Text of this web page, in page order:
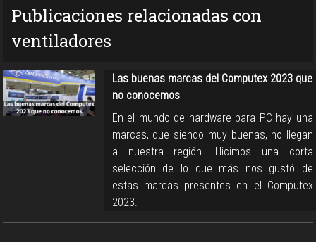
Publicaciones relacionadas con
ventiladores
Las buenas marcas del Computex 2023 que
no conocemos
En el mundo de hardware para PC hay una
marcas, que siendo muy buenas, no llegan
a nuestra región. Hicimos una corta
selección de lo que más nos gustó de
estas marcas presentes en el Computex
2023.